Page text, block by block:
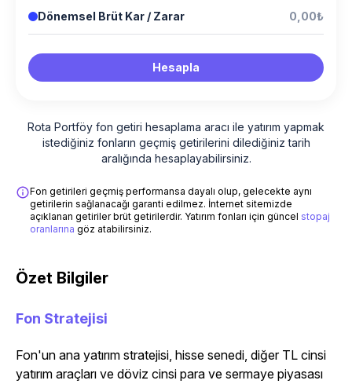
Dönemsel Brüt Kar / Zarar 0,00₺
Hesapla
Rota Portföy fon getiri hesaplama aracı ile yatırım yapmak
istediğiniz fonların geçmiş getirilerini dilediğiniz tarih
aralığında hesaplayabilirsiniz.
Fon getirileri geçmiş performansa dayalı olup, gelecekte aynı
getirilerin sağlanacağı garanti edilmez. İnternet sitemizde
açıklanan getiriler brüt getirilerdir. Yatırım fonları için güncel stopaj
oranlarına göz atabilirsiniz.
Özet Bilgiler
Fon Stratejisi
Fon'un ana yatırım stratejisi, hisse senedi, diğer TL cinsi
yatırım araçları ve döviz cinsi para ve sermaye piyasası